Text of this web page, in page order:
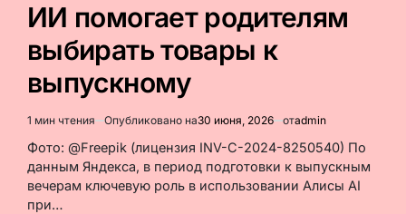
ИИ помогает родителям
выбирать товары к
выпускному
Расчётное
время
1 мин чтения Опубликовано на30 июня, 2026 отadmin
Фото: @Freepik (лицензия INV-C-2024-8250540) По
данным Яндекса, в период подготовки к выпускным
вечерам ключевую роль в использовании Алисы AI
при…